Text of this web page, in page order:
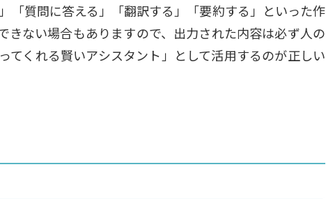
「質問に答える」「翻訳する」「要約する」といった作
ない場合もありますので、出力された内容は必ず人の
てくれる賢いアシスタント」として活用するのが正しい